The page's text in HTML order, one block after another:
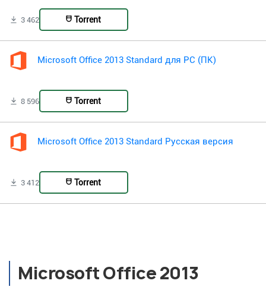
3 462 Torrent
Microsoft Office 2013 Standard для PC (ПК)
8 596 Torrent
Microsoft Office 2013 Standard Русская версия
3 412 Torrent
Microsoft Office 2013